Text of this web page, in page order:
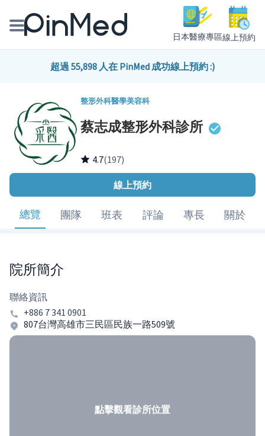
日本醫療專區線上預約
線上預約醫師、院所
健康主題館
我是醫療人員
超過 55,898 人在 PinMed 成功線上預約 :)
整形外科醫學美容科
蔡志成整形外科診所
4.7(197)
線上預約
總覽 團隊 班表 評論 專長 關於
院所簡介
聯絡資訊
+886 7 341 0901
807台灣高雄市三民區民族一路509號
點擊觀看診所位置